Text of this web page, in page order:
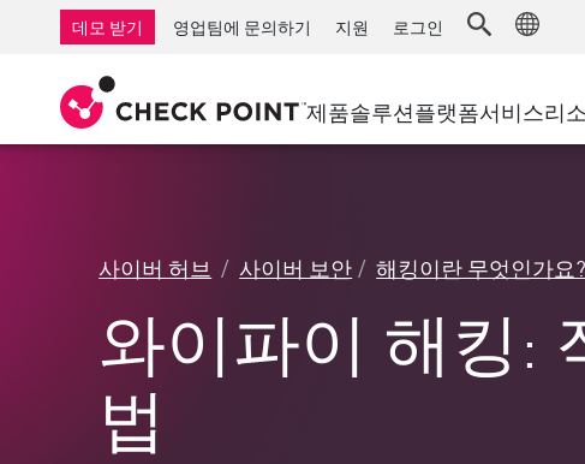
제품
중소기업을 위한 방화벽
산업용 방화벽
SD-WAN
원격 액세스 VPN
Agentic Network Security Orchestration
보안 관리 어플라이언스
AI 기반 보안 관리
업무 공간
솔루션
AI Network Firewall
AI Runtime Protection
안티 랜섬웨어
IoT 보안 솔루션
보안 접근 서비
Threat Hunting
업종
플랫폼서비스
탐지
응답
서비스형 관리 방화벽
지원 센터
전담 관리 서비스
PRO 지원
리
데모 받기
영업팀에 문의하기 지원 로그인
사이버 허브 사이버 보안 해킹이란 무엇인가요?
와이파이 해킹:
법